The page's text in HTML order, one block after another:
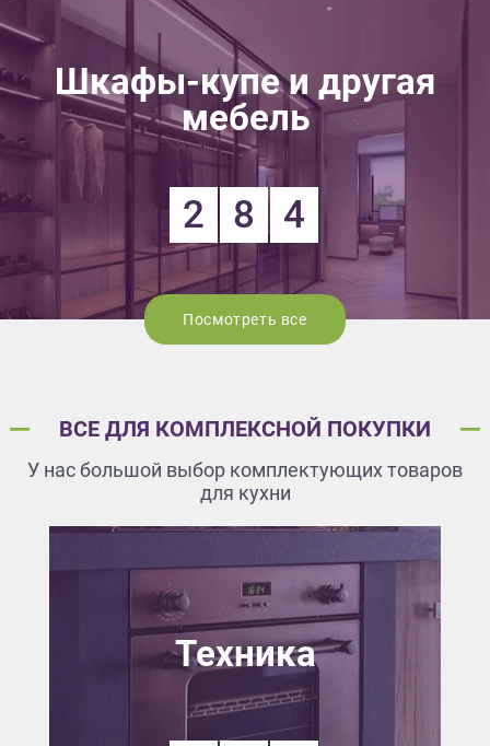
Шкафы-купе и другая
мебель
2 8 4
Посмотреть все
ВСЕ ДЛЯ КОМПЛЕКСНОЙ ПОКУПКИ
У нас большой выбор комплектующих товаров
для кухни
Техника